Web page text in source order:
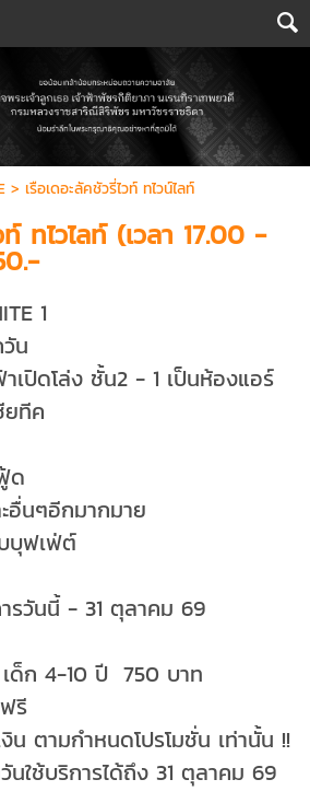
> เรือเดอะลัคชัวรี่ไวท์ ทไวน์ไลท์
ท์ ทไวไลท์ (เวลา 17.00 -
1
น
เปิดโล่ง ชั้น2 - 1 เป็นห้องแอร์
ยทีค
ด
อื่นๆอีกมากมาย
บุฟเฟ่ต์
รวันนี้ - 31 ตุลาคม 69
ก 4-10 ปี 750 บาท
รี
น ตามกำหนดโปรโมชั่น เท่านั้น !!
นใช้บริการได้ถึง 31 ตุลาคม 69